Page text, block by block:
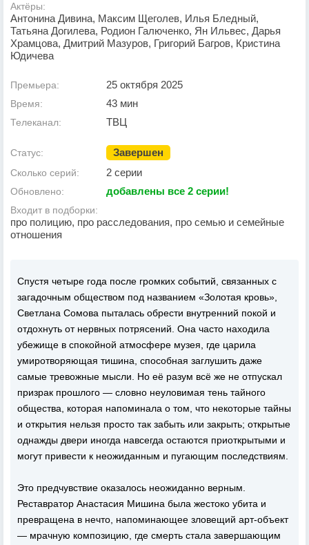
Актёры:
Антонина Дивина, Максим Щеголев, Илья Бледный,
Татьяна Догилева, Родион Галюченко, Ян Ильвес, Дарья
Храмцова, Дмитрий Мазуров, Григорий Багров, Кристина
Юдичева
Премьера: 25 октября 2025
Время: 43 мин
Телеканал: ТВЦ
Статус: Завершен
Сколько серий: 2 серии
Обновлено: добавлены все 2 серии!
Входит в подборки:
про полицию, про расследования, про семью и семейные
отношения
Спустя четыре года после громких событий, связанных с
загадочным обществом под названием «Золотая кровь»,
Светлана Сомова пыталась обрести внутренний покой и
отдохнуть от нервных потрясений. Она часто находила
убежище в спокойной атмосфере музея, где царила
умиротворяющая тишина, способная заглушить даже
самые тревожные мысли. Но её разум всё же не отпускал
призрак прошлого — словно неуловимая тень тайного
общества, которая напоминала о том, что некоторые тайны
и открытия нельзя просто так забыть или закрыть; открытые
однажды двери иногда навсегда остаются приоткрытыми и
могут привести к неожиданным и пугающим последствиям.
Это предчувствие оказалось неожиданно верным.
Реставратор Анастасия Мишина была жестоко убита и
превращена в нечто, напоминающее зловещий арт-объект
— мрачную композицию, где смерть стала завершающим